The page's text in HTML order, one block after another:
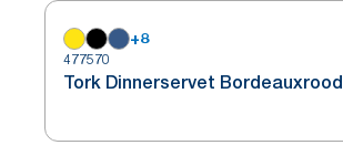
+8
477570
Tork Dinnerservet Bordeauxrood